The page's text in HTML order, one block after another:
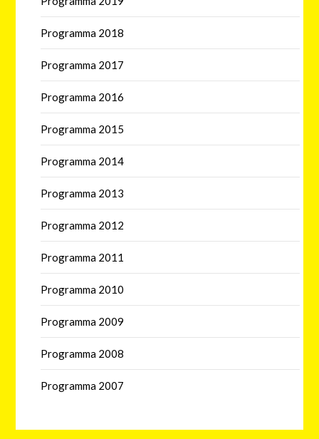
Programma 2018
Programma 2017
Programma 2016
Programma 2015
Programma 2014
Programma 2013
Programma 2012
Programma 2011
Programma 2010
Programma 2009
Programma 2008
Programma 2007